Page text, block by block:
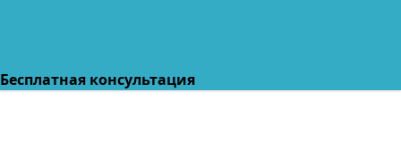
Бесплатная консультация